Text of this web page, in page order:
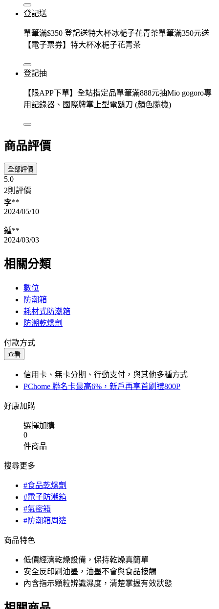
登記送
單筆滿$350 登記送特大杯冰梔子花青茶單筆滿350元送
【電子票券】特大杯冰梔子花青茶
登記抽
【限APP下單】全站指定品單筆滿888元抽Mio gogoro專
用記錄器、國際牌掌上型電鬍刀 (顏色隨機)
商品評價
全部評價
5.0
2則評價
李**
2024/05/10
鍾**
2024/03/03
相關分類
數位
防潮箱
耗材式防潮箱
防潮乾燥劑
付款方式
查看
信用卡、無卡分期、行動支付，與其他多種方式
PChome 聯名卡最高6%，新戶再享首刷禮800P
好康加購
選擇加購
0
件商品
搜尋更多
#食品乾燥劑
#電子防潮箱
#氣密箱
#防潮箱周邊
商品特色
低價經濟乾燥設備，保持乾燥真簡單
安全反印刷油墨，油墨不會與食品接觸
內含指示顆粒辨識濕度，清楚掌握有效狀態